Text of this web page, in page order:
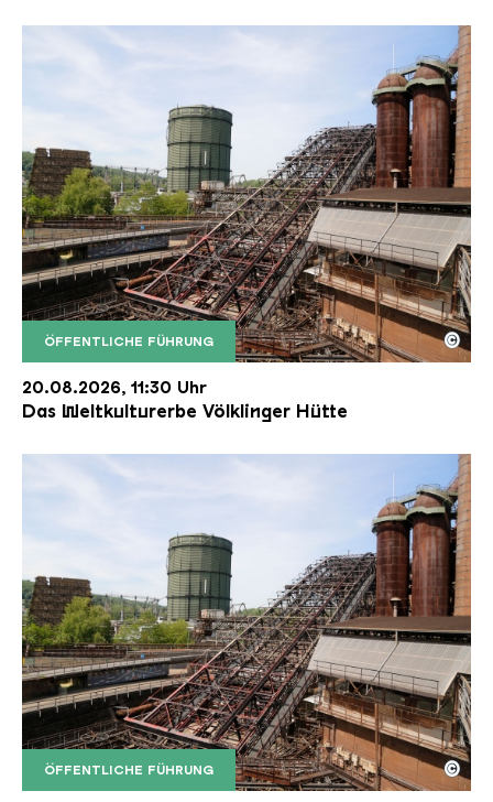
ÖFFENTLICHE FÜHRUNG
Der Erzschrägaufzug der Völklinger Hütte mit
Copyright: Weltkulturerbe Völklinger Hütte | Karl
©
20.08.2026, 11:30 Uhr
Das Weltkulturerbe Völklinger Hütte
ÖFFENTLICHE FÜHRUNG
Der Erzschrägaufzug der Völklinger Hütte mit
Copyright: Weltkulturerbe Völklinger Hütte | Karl
©